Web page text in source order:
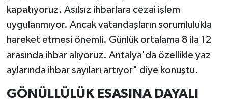
kapatıyoruz. Asılsız ihbarlara cezai işlem
uygulanmıyor. Ancak vatandaşların sorumlulukla
hareket etmesi önemli. Günlük ortalama 8 ila 12
arasında ihbar alıyoruz. Antalya'da özellikle yaz
aylarında ihbar sayıları artıyor" diye konuştu.
GÖNÜLLÜLÜK ESASINA DAYALI